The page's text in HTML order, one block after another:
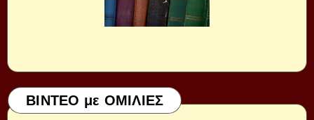
ΒΙΝΤΕΟ με ΟΜΙΛΙΕΣ